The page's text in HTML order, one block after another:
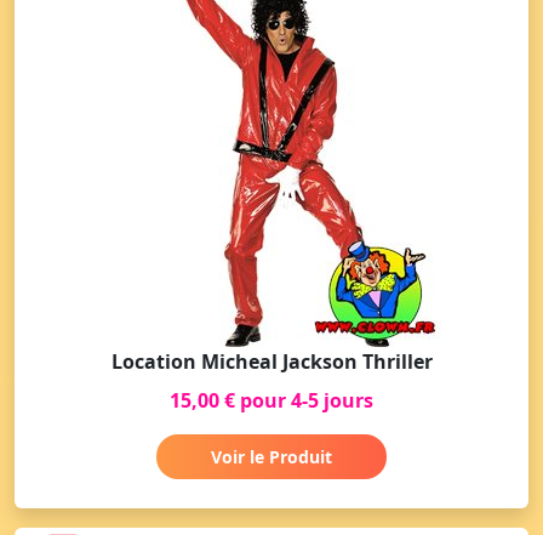
Location Micheal Jackson Thriller
15,00 € pour 4-5 jours
Voir le Produit